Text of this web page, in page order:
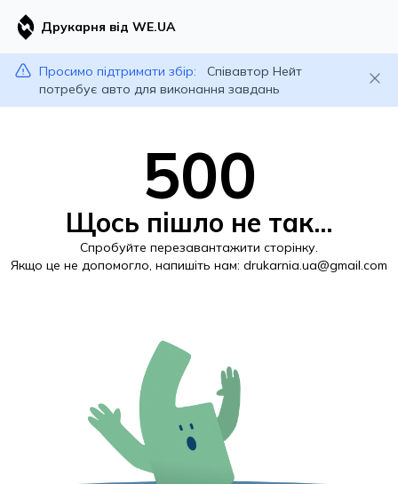
Друкарня від WE.UA
Просимо підтримати збір:
Співавтор Нейт
потребує авто для виконання завдань
500
Щось пішло не так...
Спробуйте перезавантажити сторінку.
Якщо це не допомогло, напишіть нам: drukarnia.ua@gmail.com